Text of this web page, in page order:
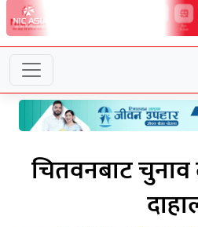
चितवनबाट